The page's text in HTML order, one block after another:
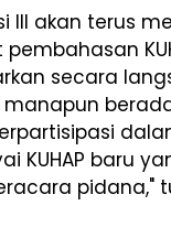
III akan terus
secara
KUHAP baru
pidana,"